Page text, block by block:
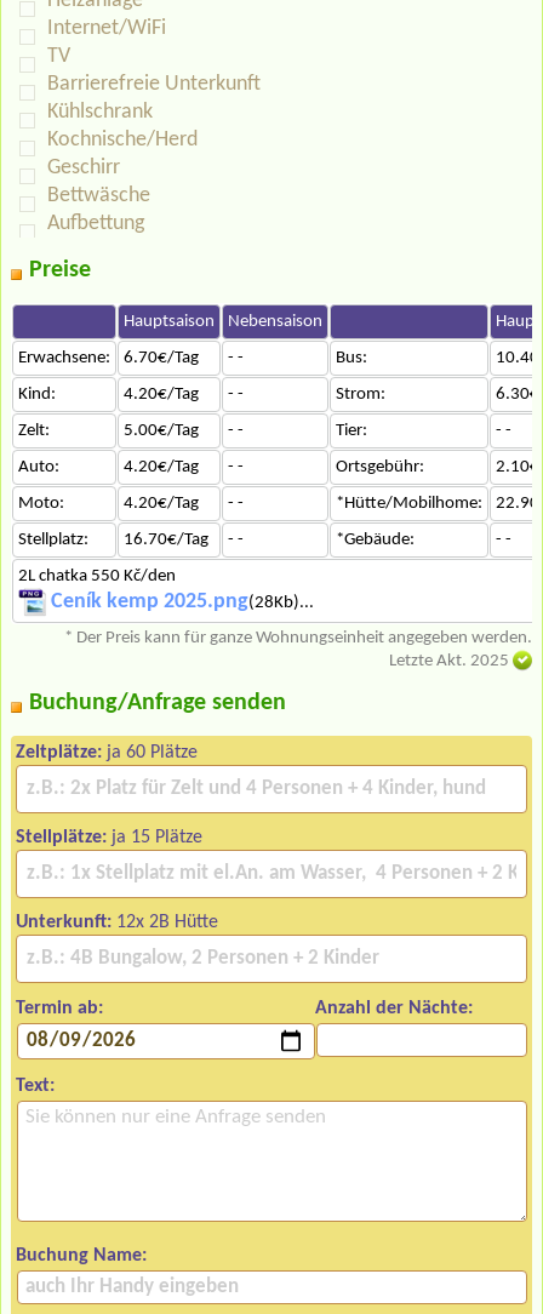
Internet/WiFi
TV
Barrierefreie Unterkunft
Kühlschrank
Kochnische/Herd
Geschirr
Bettwäsche
Aufbettung
Preise
Hauptsaison Nebensaison
Erwachsene:
6.70€/Tag - - Bus:
Kind:
4.20€/Tag - - Strom:
Zelt:
5.00€/Tag - - Tier:
- -
Auto:
4.20€/Tag - - Ortsgebühr:
Moto:
4.20€/Tag - - *Hütte/Mobilhome:
Stellplatz:
16.70€/Tag - - *Gebäude:
- -
2L chatka 550 Kč/den
Ceník kemp 2025.png(28Kb)...
* Der Preis kann für ganze Wohnungseinheit angegeben werden.
Letzte Akt. 2025
Buchung/Anfrage senden
Zeltplätze: ja 60 Plätze
Stellplätze: ja 15 Plätze
Unterkunft: 12x 2B Hütte
Termin ab: Anzahl der Nächte:
Text:
Buchung Name: